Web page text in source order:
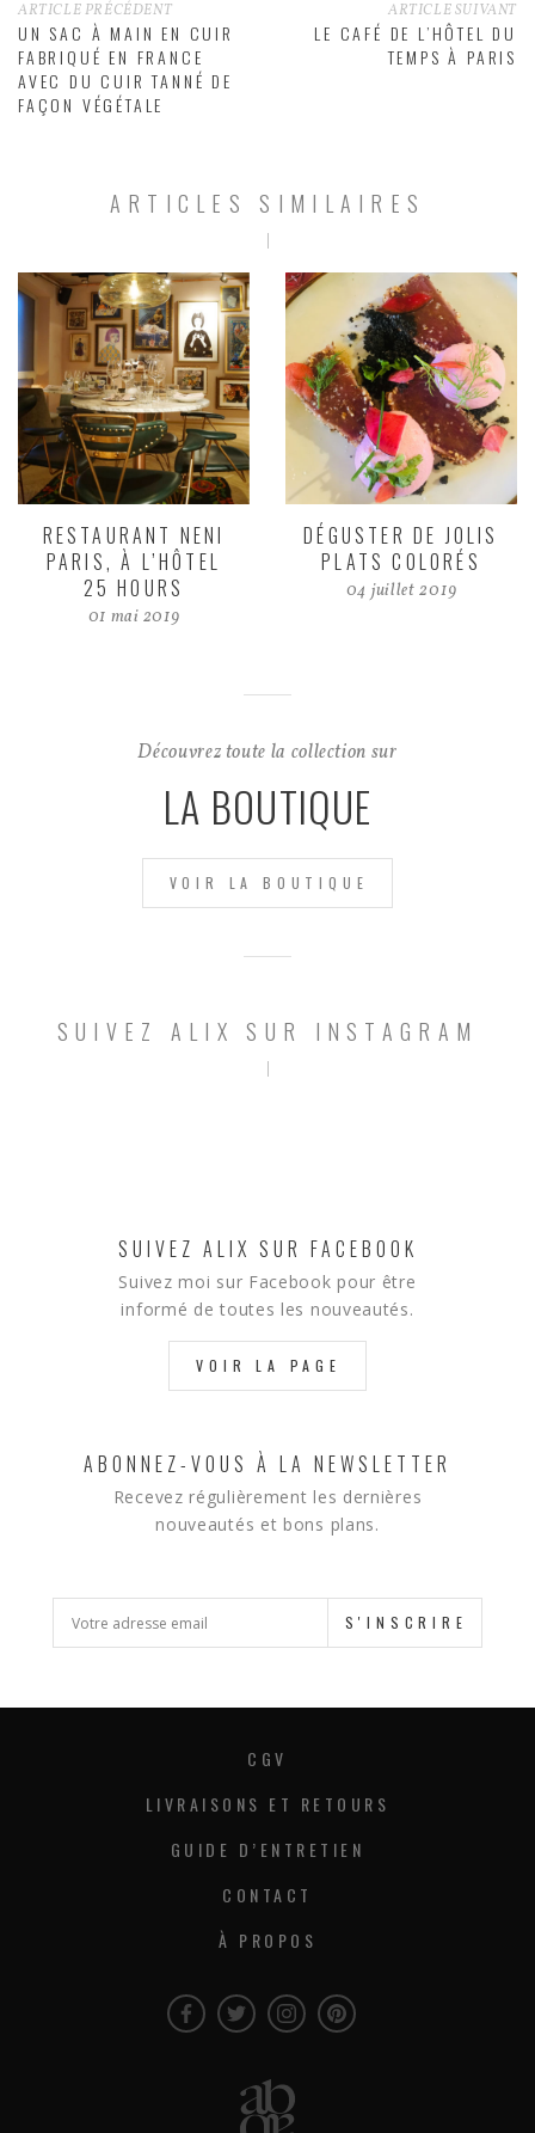
ARTICLE PRÉCÉDENT
UN SAC À MAIN EN CUIR
FABRIQUÉ EN FRANCE
AVEC DU CUIR TANNÉ DE
FAÇON VÉGÉTALE
ARTICLE SUIVANT
LE CAFÉ DE L’HÔTEL DU
TEMPS À PARIS
ARTICLES SIMILAIRES
RESTAURANT NENI
PARIS, À L’HÔTEL
25 HOURS
01 mai 2019
DÉGUSTER DE JOLIS
PLATS COLORÉS
04 juillet 2019
Découvrez toute la collection sur
LA BOUTIQUE
VOIR LA BOUTIQUE
SUIVEZ ALIX SUR INSTAGRAM
SUIVEZ ALIX SUR FACEBOOK
Suivez moi sur Facebook pour être
informé de toutes les nouveautés.
VOIR LA PAGE
ABONNEZ-VOUS À LA NEWSLETTER
Recevez régulièrement les dernières
nouveautés et bons plans.
S'INSCRIRE
CGV
LIVRAISONS ET RETOURS
GUIDE D’ENTRETIEN
CONTACT
À PROPOS
FacebookTwitterInstagramInstagram